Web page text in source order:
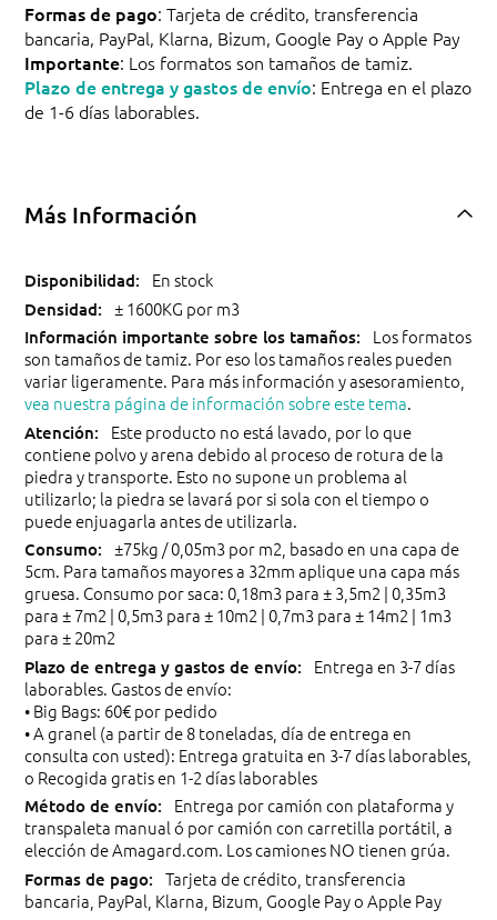
Formas de pago: Tarjeta de crédito, transferencia
bancaria, PayPal, Klarna, Bizum, Google Pay o Apple Pay
Importante: Los formatos son tamaños de tamiz.
Plazo de entrega y gastos de envío: Entrega en el plazo
de 1-6 días laborables.
Más Información
En stock
± 1600KG por m3
Los formatos
son tamaños de tamiz. Por eso los tamaños reales pueden
variar ligeramente. Para más información y asesoramiento,
vea nuestra página de información sobre este tema.
Este producto no está lavado, por lo que
contiene polvo y arena debido al proceso de rotura de la
piedra y transporte. Esto no supone un problema al
utilizarlo; la piedra se lavará por si sola con el tiempo o
puede enjuagarla antes de utilizarla.
±75kg / 0,05m3 por m2, basado en una capa de
5cm. Para tamaños mayores a 32mm aplique una capa más
gruesa. Consumo por saca: 0,18m3 para ± 3,5m2 | 0,35m3
para ± 7m2 | 0,5m3 para ± 10m2 | 0,7m3 para ± 14m2 | 1m3
para ± 20m2
Entrega en 3-7 días
laborables. Gastos de envío:
• Big Bags: 60€ por pedido
• A granel (a partir de 8 toneladas, día de entrega en
consulta con usted): Entrega gratuita en 3-7 días laborables,
o Recogida gratis en 1-2 días laborables
Entrega por camión con plataforma y
transpaleta manual ó por camión con carretilla portátil, a
elección de Amagard.com. Los camiones NO tienen grúa.
Tarjeta de crédito, transferencia
bancaria, PayPal, Klarna, Bizum, Google Pay o Apple Pay